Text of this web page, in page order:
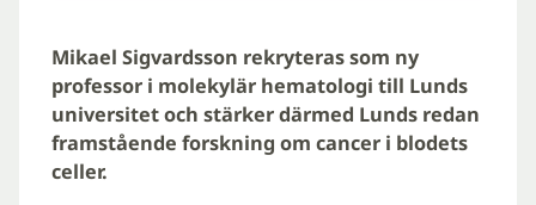
Mikael Sigvardsson rekryteras som ny
professor i molekylär hematologi till Lunds
universitet och stärker därmed Lunds redan
framstående forskning om cancer i blodets
celler.